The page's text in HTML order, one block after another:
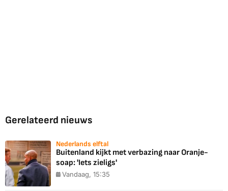
Gerelateerd nieuws
Nederlands elftal
Buitenland kijkt met verbazing naar Oranje-
soap: 'Iets zieligs'
Vandaag, 15:35